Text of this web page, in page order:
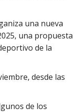
una nueva
una propuesta
de la
desde las
de los